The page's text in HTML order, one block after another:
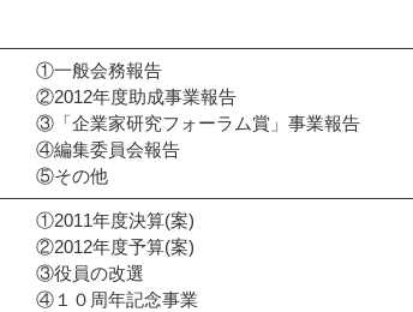
①一般会務報告
②2012年度助成事業報告
③「企業家研究フォーラム賞」事業報告
④編集委員会報告
⑤その他
①2011年度決算(案)
②2012年度予算(案)
③役員の改選
④１０周年記念事業